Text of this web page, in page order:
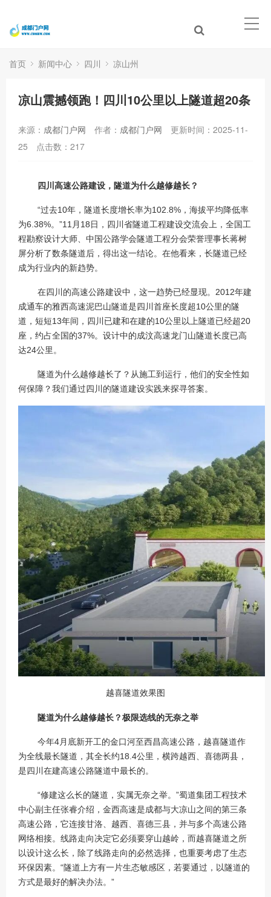
首页 新闻中心 四川 凉山州
凉山震撼领跑！四川10公里以上隧道超20条
来源： 成都门户网 作者： 成都门户网
更新时间：2025-11-
25
点击数： 217
四川高速公路建设，隧道为什么越修越长？
“过去10年，隧道长度增长率为102.8%，海拔平均降低率
为6.38%。”11月18日，四川省隧道工程建设交流会上，全国工
程勘察设计大师、中国公路学会隧道工程分会荣誉理事长蒋树
屏分析了数条隧道后，得出这一结论。在他看来，长隧道已经
成为行业内的新趋势。
在四川的高速公路建设中，这一趋势已经显现。2012年建
成通车的雅西高速泥巴山隧道是四川首座长度超10公里的隧
道，短短13年间，四川已建和在建的10公里以上隧道已经超20
座，约占全国的37%。设计中的成汶高速龙门山隧道长度已高
达24公里。
隧道为什么越修越长了？从施工到运行，他们的安全性如
何保障？我们通过四川的隧道建设实践来探寻答案。
越喜隧道效果图
隧道为什么越修越长？极限选线的无奈之举
今年4月底新开工的金口河至西昌高速公路，越喜隧道作
为全线最长隧道，其全长约18.4公里，横跨越西、喜德两县，
是四川在建高速公路隧道中最长的。
“修建这么长的隧道，实属无奈之举。”蜀道集团工程技术
中心副主任张睿介绍，金西高速是成都与大凉山之间的第三条
高速公路，它连接甘洛、越西、喜德三县，并与多个高速公路
网络相接。线路走向决定它必须要穿山越岭，而越喜隧道之所
以设计这么长，除了线路走向的必然选择，也重要考虑了生态
环保因素。“隧道上方有一片生态敏感区，若要通过，以隧道的
方式是最好的解决办法。”